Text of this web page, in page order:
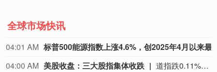
全球市场快讯
03:29 AM 纽约期金突破4450美元/盎司，日内涨1.14%。
03:28 AM 现货黄金突破4390美元/盎司，日内涨1.14%。